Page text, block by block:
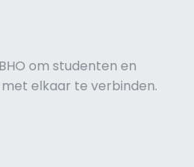
om studenten en
elkaar te verbinden.